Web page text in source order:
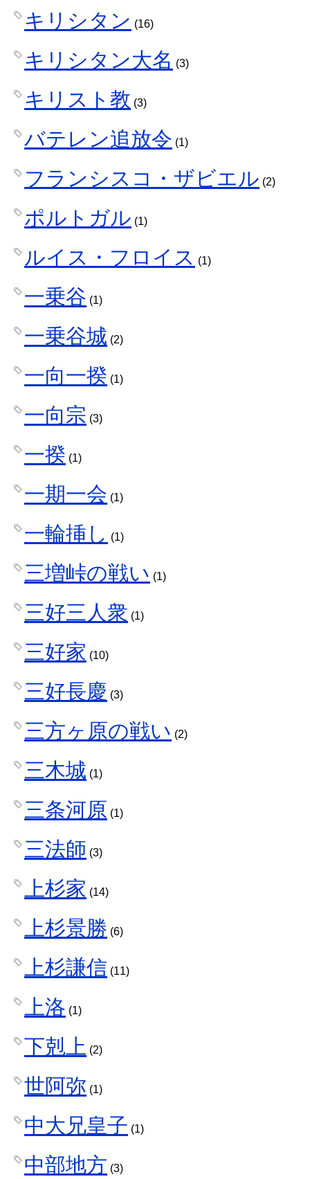
キリシタン (16)
キリシタン大名 (3)
キリスト教 (3)
バテレン追放令 (1)
フランシスコ・ザビエル (2)
ポルトガル (1)
ルイス・フロイス (1)
一乗谷 (1)
一乗谷城 (2)
一向一揆 (1)
一向宗 (3)
一揆 (1)
一期一会 (1)
一輪挿し (1)
三増峠の戦い (1)
三好三人衆 (1)
三好家 (10)
三好長慶 (3)
三方ヶ原の戦い (2)
三木城 (1)
三条河原 (1)
三法師 (3)
上杉家 (14)
上杉景勝 (6)
上杉謙信 (11)
上洛 (1)
下剋上 (2)
世阿弥 (1)
中大兄皇子 (1)
中部地方 (3)